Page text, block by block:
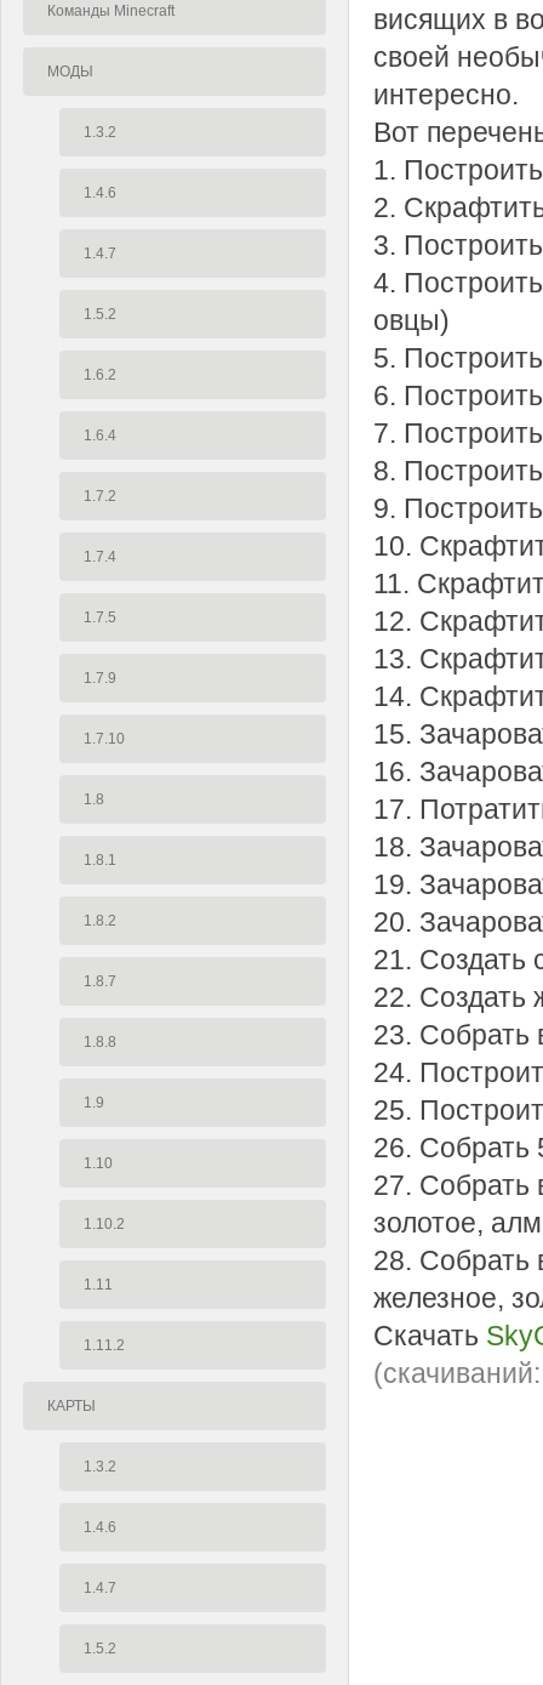
Команды Minecraft
МОДЫ
1.3.2
1.4.6
1.4.7
1.5.2
1.6.2
1.6.4
1.7.2
1.7.4
1.7.5
1.7.9
1.7.10
1.8
1.8.1
1.8.2
1.8.7
1.8.8
1.9
1.10
1.10.2
1.11
1.11.2
КАРТЫ
1.3.2
1.4.6
1.4.7
1.5.2
висящих в
своей
интересно.
Вот
1.
2.
3.
4.
овцы)
5.
6.
7.
8.
9.
10.
11.
12.
13.
14.
15.
16.
17.
18.
19.
20.
21. Создать
22. Создать
23. Собрать
24.
25.
26. Собрать
27. Собрать
золотое,
28. Собрать
железное,
Скачать